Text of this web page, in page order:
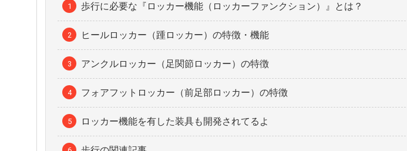
歩行に必要な『ロッカー機能（ロッカーファンクション）』とは？
ヒールロッカー（踵ロッカー）の特徴・機能
アンクルロッカー（足関節ロッカー）の特徴
フォアフットロッカー（前足部ロッカー）の特徴
ロッカー機能を有した装具も開発されてるよ